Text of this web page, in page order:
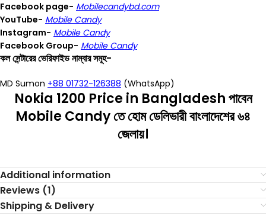
Facebook page- Mobilecandybd.com
YouTube- Mobile Candy
Instagram- Mobile Candy
Facebook Group- Mobile Candy
কল সেন্টারের ভেরিফাইড নাম্বার সমূহ-
MD Sumon +88 01732-126388 (WhatsApp)
Nokia 1200 Price in Bangladesh পাবেন
Mobile Candy তে হোম ডেলিভারী বাংলাদেশের ৬৪
জেলায়।
Additional information
Reviews (1)
Shipping & Delivery